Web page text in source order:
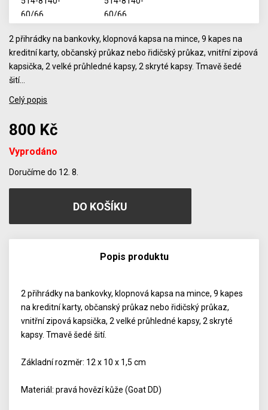
2 přihrádky na bankovky, klopnová kapsa na mince, 9 kapes na
kreditní karty, občanský průkaz nebo řidičský průkaz, vnitřní zipová
kapsička, 2 velké průhledné kapsy, 2 skryté kapsy. Tmavě šedé
šití…
Celý popis
800 Kč
Vyprodáno
Doručíme do 12. 8.
Počet
Popis produktu
2 přihrádky na bankovky, klopnová kapsa na mince, 9 kapes
na kreditní karty, občanský průkaz nebo řidičský průkaz,
vnitřní zipová kapsička, 2 velké průhledné kapsy, 2 skryté
kapsy. Tmavě šedé šití.
Základní rozměr: 12 x 10 x 1,5 cm
Materiál: pravá hovězí kůže (Goat DD)